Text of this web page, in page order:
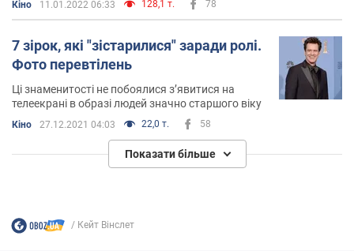
Кіно 11.01.2022 06:33 128,1 т. 78
7 зірок, які "зістарилися" заради ролі.
Фото перевтілень
Ці знаменитості не побоялися з’явитися на
телеекрані в образі людей значно старшого віку
Кіно 27.12.2021 04:03 22,0 т. 58
Показати більше
Кейт Вінслет